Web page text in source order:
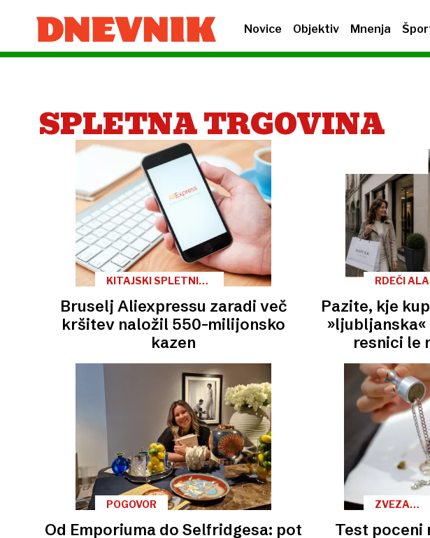
Novice Objektiv Mnenja
SPLETNA TRGOVINA
KITAJSKI SPLETNI
Bruselj Aliexpressu zaradi več
kršitev naložil 550-milijonsko
kazen
RDEČI
Pazite, kje
resnici le
POGOVOR
Od Emporiuma do Selfridgesa: pot
ZVEZA
Test poceni